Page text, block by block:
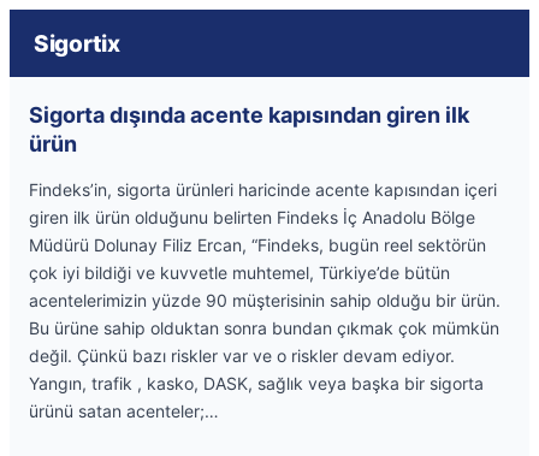
Sigortix
Sigorta dışında acente kapısından giren ilk
ürün
Findeks’in, sigorta ürünleri haricinde acente kapısından içeri
giren ilk ürün olduğunu belirten Findeks İç Anadolu Bölge
Müdürü Dolunay Filiz Ercan, “Findeks, bugün reel sektörün
çok iyi bildiği ve kuvvetle muhtemel, Türkiye’de bütün
acentelerimizin yüzde 90 müşterisinin sahip olduğu bir ürün.
Bu ürüne sahip olduktan sonra bundan çıkmak çok mümkün
değil. Çünkü bazı riskler var ve o riskler devam ediyor.
Yangın, trafik , kasko, DASK, sağlık veya başka bir sigorta
ürünü satan acenteler;…